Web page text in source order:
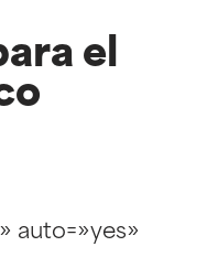
el
auto=»yes»